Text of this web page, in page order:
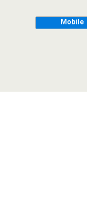
Mobile